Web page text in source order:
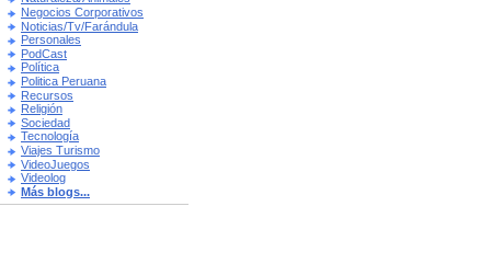
Negocios Corporativos
Noticias/Tv/Farándula
Personales
PodCast
Política
Politica Peruana
Recursos
Religión
Sociedad
Tecnología
Viajes Turismo
VideoJuegos
Videolog
Más blogs...